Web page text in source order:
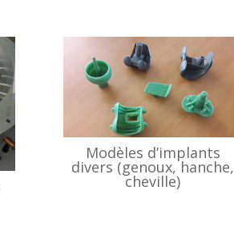
Modèles d’implants
divers (genoux, hanche,
cheville)